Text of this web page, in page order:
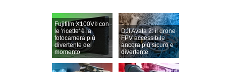
Fujifilm X100VI: con
le 'ricette' è la
fotocamera più
divertente del
momento
DJI Avata 2: il drone
FPV accessibile
ancora più sicuro e
divertente